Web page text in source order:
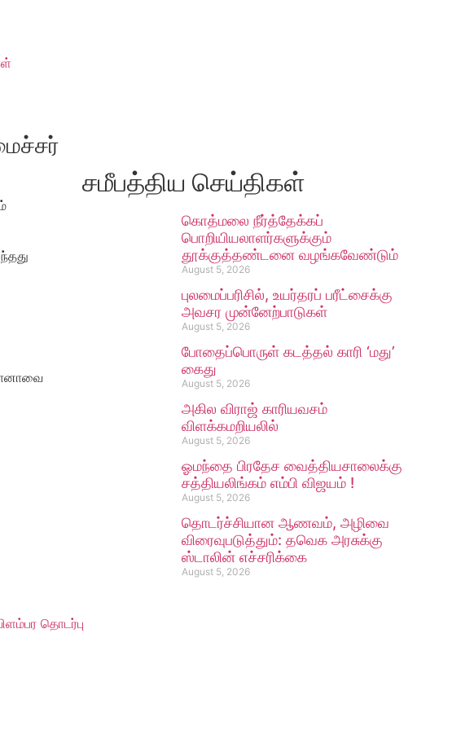
சமீபத்திய செய்திகள்
கொத்மலை நீர்த்தேக்கப்
பொறியியலாளர்களுக்கும்
தூக்குத்தண்டனை வழங்கவேண்டும்
August 5, 2026
புலமைப்பரிசில், உயர்தரப் பரீட்சைக்கு
அவசர முன்னேற்பாடுகள்
August 5, 2026
போதைப்பொருள் கடத்தல் காரி ‘மது’
கைது
August 5, 2026
அகில விராஜ் காரியவசம்
விளக்கமறியலில்
August 5, 2026
ஓமந்தை பிரதேச வைத்தியசாலைக்கு
சத்தியலிங்கம் எம்பி விஜயம் !
August 5, 2026
தொடர்ச்சியான ஆணவம், அழிவை
விரைவுபடுத்தும்: தவெக அரசுக்கு
ஸ்டாலின் எச்சரிக்கை
August 5, 2026
தொடர்பு